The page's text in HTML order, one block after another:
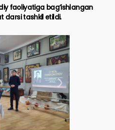
faoliyatiga bag’ishlangan
darsi tashkil etildi.